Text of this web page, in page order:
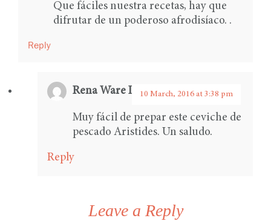
Que fáciles nuestra recetas, hay que
difrutar de un poderoso afrodisíaco. .
Reply
Rena Ware International says:
10 March, 2016 at 3:38 pm
Muy fácil de prepar este ceviche de
pescado Aristides. Un saludo.
Reply
Leave a Reply